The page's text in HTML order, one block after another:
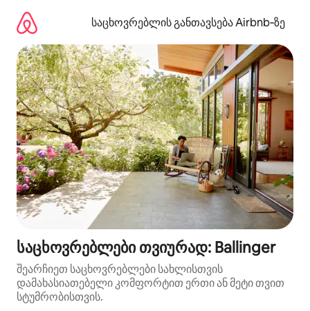
გადასვლა
საცხოვრებლის განთავსება Airbnb‑ზე
საცხოვრებლები თვიურად: Ballinger
შეარჩიეთ საცხოვრებლები სახლისთვის
დამახასიათებელი კომფორტით ერთი ან მეტი თვით
სტუმრობისთვის.